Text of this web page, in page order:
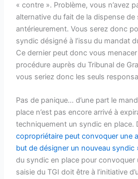
« contre ». Problème, vous n’avez
alternative du fait de la dispense
antérieurement. Vous serez donc
syndic désigné à l’issu du mandat
Ce dernier peut donc vous menacer
procédure auprès du Tribunal de
vous seriez donc les seuls
Pas de panique… d’une part le
place n’est pas encore arrivé à
techniquement un syndic en place.
copropriétaire peut convoquer une
but de désigner un nouveau syndic
du syndic en place pour convoquer
saisie du TGI doit être à l’initiative